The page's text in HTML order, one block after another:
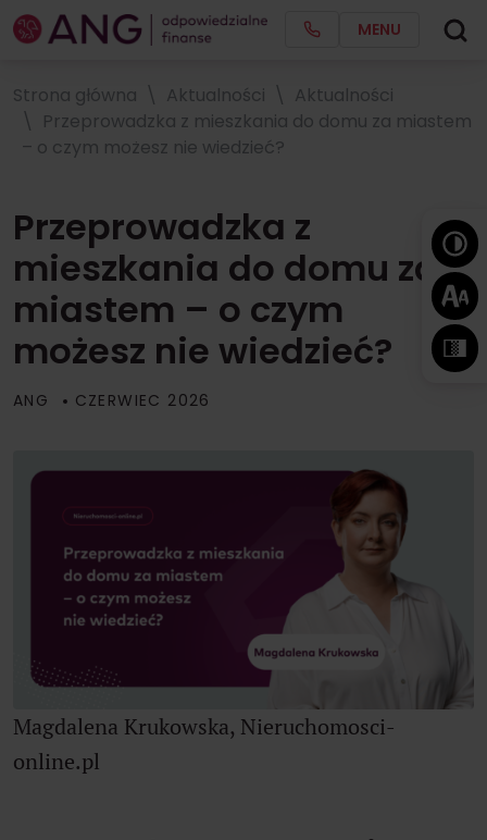
MENU
Strona główna Aktualności
Aktualności
Przeprowadzka z mieszkania do domu za miastem
– o czym możesz nie wiedzieć?
Przeprowadzka z
mieszkania do domu za
miastem – o czym
możesz nie wiedzieć?
ANG CZERWIEC 2026
Magdalena Krukowska, Nieruchomosci-
online.pl